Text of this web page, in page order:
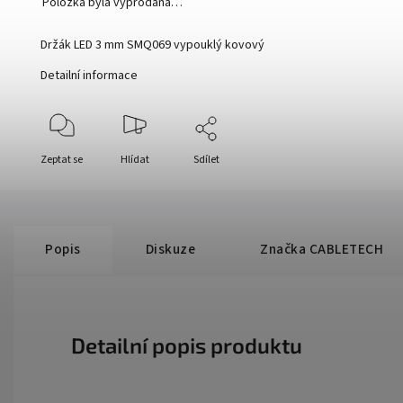
Držák LED 3 mm SMQ069 vypouklý kovový
Detailní informace
Zeptat se Hlídat Sdílet
Popis Diskuze Značka CABLETECH
Detailní popis produktu